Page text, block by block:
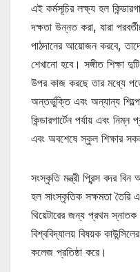
এই কর্মসূচির লক্ষ্য হল
দক্ষতা উন্নত করা, যারা
পাঠদানের আয়োজন করবে,
শেখানো হবে। সঙ্গীত শিক্ষা
উপর কাজ করছে তার মধ্যে
অন্তর্ভুক্তি এবং অন্যান্য
কিন্ডারগার্টেন পর্যায় এবং
এবং অবশেষে স্কুল শিক্ষার
সংস্কৃতি মন্ত্রী প্রিন্স বদর
হল সাংস্কৃতিক সক্ষমতা তৈরি
থিয়েটারের জন্য প্রথম
বিশ্ববিদ্যালয় বিষয়ক
কলেজ প্রতিষ্ঠা করে।